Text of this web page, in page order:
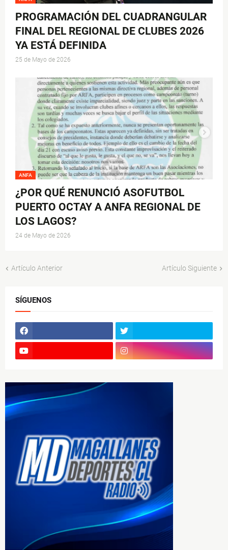
PROGRAMACIÓN DEL CUADRANGULAR
FINAL DEL REGIONAL DE CLUBES 2026
YA ESTÁ DEFINIDA
25 de Mayo de 2026
ANFA
¿POR QUÉ RENUNCIÓ ASOFUTBOL
PUERTO OCTAY A ANFA REGIONAL DE
LOS LAGOS?
24 de Mayo de 2026
Artículo Anterior Artículo Siguiente
SÍGUENOS